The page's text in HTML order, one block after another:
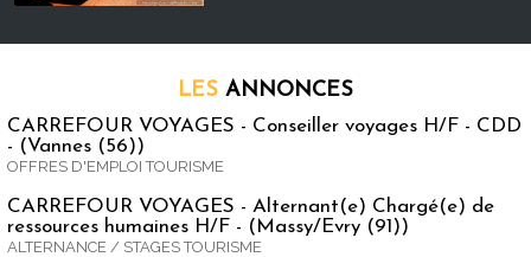
LES ANNONCES
CARREFOUR VOYAGES - Conseiller voyages H/F - CDD
- (Vannes (56))
OFFRES D'EMPLOI TOURISME
CARREFOUR VOYAGES - Alternant(e) Chargé(e) de
ressources humaines H/F - (Massy/Evry (91))
ALTERNANCE / STAGES TOURISME